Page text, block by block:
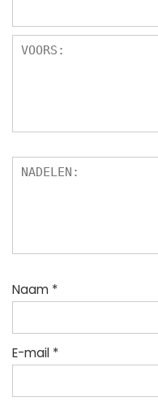
Naam *
E-mail *